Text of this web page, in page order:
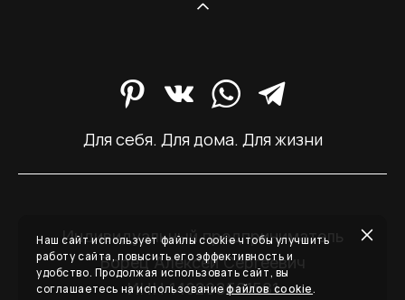
Для себя. Для дома. Для жизни
Индивидуальный предприниматель
Борец Алексей Сергеевич
ИНН 140203581581
Наш сайт использует файлы cookie чтобы улучшить
работу сайта, повысить его эффективность и
удобство. Продолжая использовать сайт, вы
соглашаетесь на использованиефайлов cookie.